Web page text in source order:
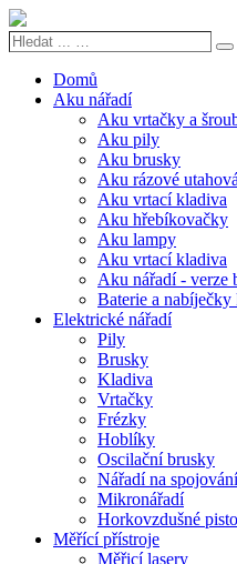
Hledat
Domů
Aku nářadí
Aku vrtačky a
Aku pily
Aku brusky
Aku rázové
Aku vrtací kladiva
Aku hřebíkovačky
Aku lampy
Aku vrtací kladiva
Aku nářadí - verze
Baterie a nabíječky
Elektrické nářadí
Pily
Brusky
Kladiva
Vrtačky
Frézky
Hoblíky
Oscilační brusky
Nářadí na spojování
Mikronářadí
Horkovzdušné
Měřící přístroje
Měřicí lasery